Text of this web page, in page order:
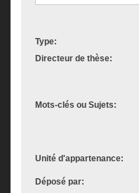
Type:
Directeur de thèse:
Mots-clés ou Sujets:
Unité d'appartenance:
Déposé par: